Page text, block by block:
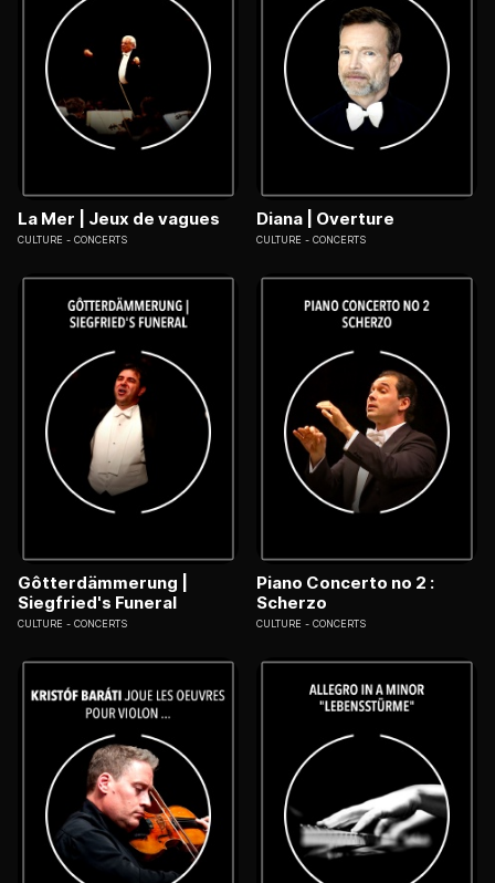
La Mer | Jeux de vagues
CULTURE CONCERTS
Diana | Overture
CULTURE CONCERTS
Gôtterdämmerung |
Siegfried's Funeral
CULTURE CONCERTS
Piano Concerto no 2 :
Scherzo
CULTURE CONCERTS